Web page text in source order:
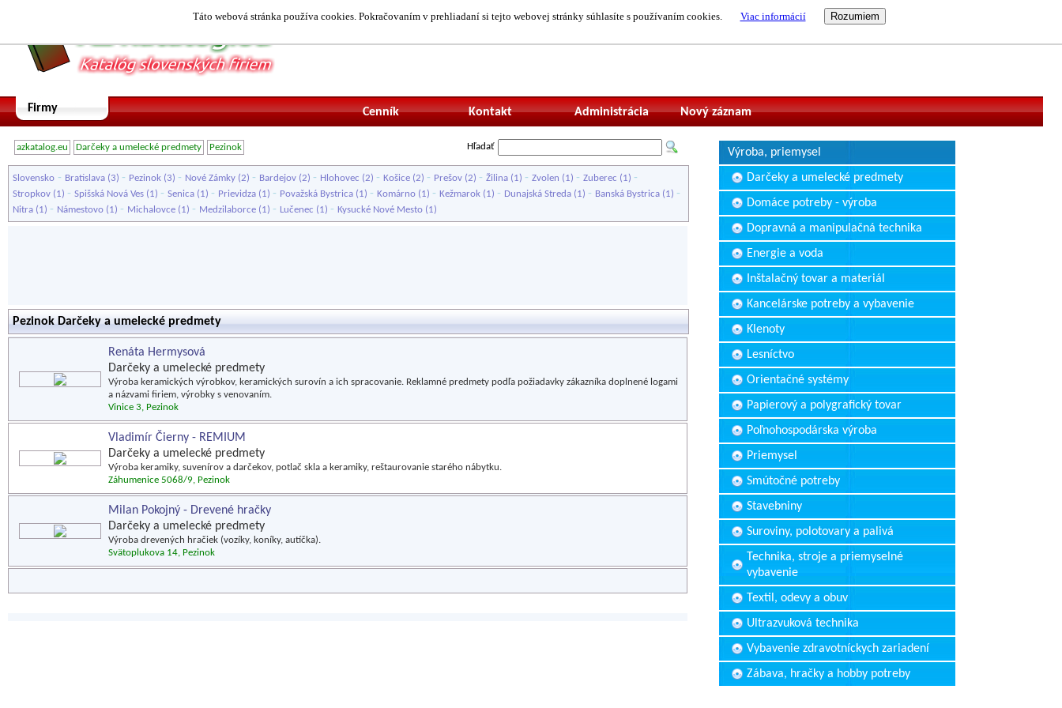
Táto webová stránka používa cookies. Pokračovaním v prehliadaní si tejto webovej stránky súhlasíte s používaním cookies. Viac informácií
Firmy Nový záznam
Administrácia
Kontakt
Cenník
azkatalog.eu Darčeky a umelecké predmety Pezinok Hľadať
Slovensko - Bratislava (3) - Pezinok (3) - Nové Zámky (2) - Bardejov (2) - Hlohovec (2) - Košice (2) - Prešov (2) - Žilina (1) - Zvolen (1) - Zuberec (1) -
Stropkov (1) - Spišská Nová Ves (1) - Senica (1) - Prievidza (1) - Považská Bystrica (1) - Komárno (1) - Kežmarok (1) - Dunajská Streda (1) - Banská Bystrica (1) -
Nitra (1) - Námestovo (1) - Michalovce (1) - Medzilaborce (1) - Lučenec (1) - Kysucké Nové Mesto (1)
Pezinok Darčeky a umelecké predmety
Renáta Hermysová
Darčeky a umelecké predmety
Výroba keramických výrobkov, keramických surovín a ich spracovanie. Reklamné predmety podľa požiadavky zákazníka doplnené logami
a názvami firiem, výrobky s venovaním.
Vinice 3, Pezinok
Vladimír Čierny - REMIUM
Darčeky a umelecké predmety
Výroba keramiky, suvenírov a darčekov, potlač skla a keramiky, reštaurovanie starého nábytku.
Záhumenice 5068/9, Pezinok
Milan Pokojný - Drevené hračky
Darčeky a umelecké predmety
Výroba drevených hračiek (vozíky, koníky, autíčka).
Svätoplukova 14, Pezinok
Výroba, priemysel
Darčeky a umelecké predmety
Domáce potreby - výroba
Dopravná a manipulačná technika
Energie a voda
Inštalačný tovar a materiál
Kancelárske potreby a vybavenie
Klenoty
Lesníctvo
Orientačné systémy
Papierový a polygrafický tovar
Poľnohospodárska výroba
Priemysel
Smútočné potreby
Stavebniny
Suroviny, polotovary a palivá
Technika, stroje a priemyselné
vybavenie
Textil, odevy a obuv
Ultrazvuková technika
Vybavenie zdravotníckych zariadení
Zábava, hračky a hobby potreby